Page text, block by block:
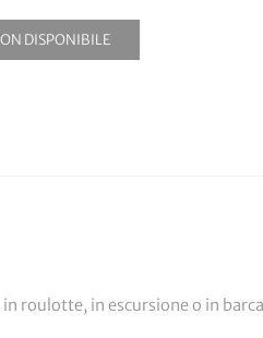
DISPONIBILE
roulotte, in escursione o in